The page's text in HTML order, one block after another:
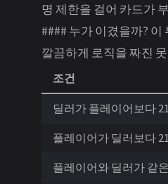
명 제한을 걸어 카드가
#### 누가 이겼을까?
깔끔하게 로직을 짜진
조건
딜러가 플레이어보다
플레이어가 딜러보다
플레이어와 딜러가 같